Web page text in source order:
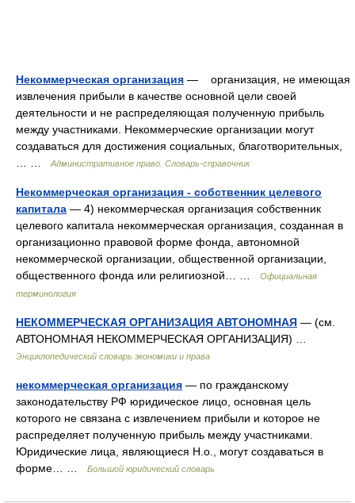
Некоммерческая организация — организация, не имеющая
извлечения прибыли в качестве основной цели своей
деятельности и не распределяющая полученную прибыль
между участниками. Некоммерческие организации могут
создаваться для достижения социальных, благотворительных,
Административное право. Словарь-справочник
Некоммерческая организация - собственник целевого
капитала — 4) некоммерческая организация собственник
целевого капитала некоммерческая организация, созданная в
организационно правовой форме фонда, автономной
некоммерческой организации, общественной организации,
общественного фонда или религиозной… …
Официальная
терминология
НЕКОММЕРЧЕСКАЯ ОРГАНИЗАЦИЯ АВТОНОМНАЯ — (см.
АВТОНОМНАЯ НЕКОММЕРЧЕСКАЯ ОРГАНИЗАЦИЯ) …
Энциклопедический словарь экономики и права
некоммерческая организация — по гражданскому
законодательству РФ юридическое лицо, основная цель
которого не связана с извлечением прибыли и которое не
распределяет полученную прибыль между участниками.
Юридические лица, являющиеся Н.о., могут создаваться в
форме… …
Большой юридический словарь